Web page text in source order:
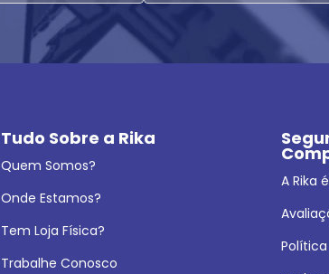
Tudo Sobre a Rika
Quem Somos?
Onde Estamos?
Tem Loja Física?
Trabalhe Conosco
A Rika